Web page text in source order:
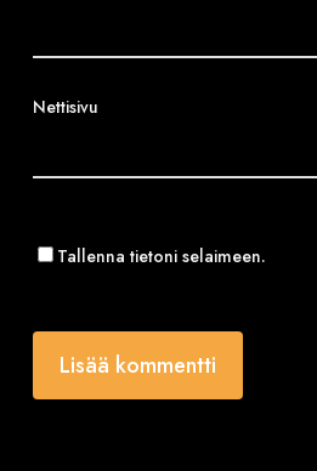
Nettisivu
Tallenna tietoni selaimeen.